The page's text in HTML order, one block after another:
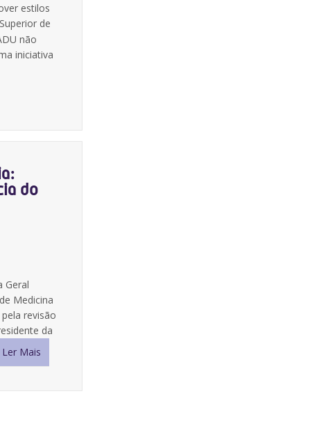
estilos
de
não
iniciativa
do
Geral
Medicina
revisão
da
Ler Mais